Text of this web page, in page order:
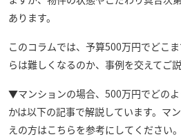
あります。
このコラムでは、予算500万円でどこ
らは難しくなるのか、事例を交えてご説
▼マンションの場合、500万円でどの
かは以下の記事で解説しています。マ
えの方はこちらを参考にしてください。